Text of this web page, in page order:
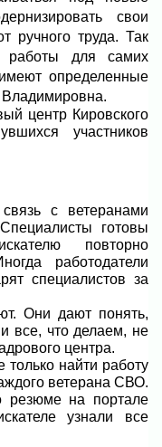
свои
ручного труда. Так
работы для самих
определенные
Владимировна.
центр Кировского
участников
с ветеранами
готовы
повторно
работодатели
специалистов за
Они дают понять,
все, что делаем, не
центра.
найти работу
ветерана СВО.
резюме на портале
узнали все